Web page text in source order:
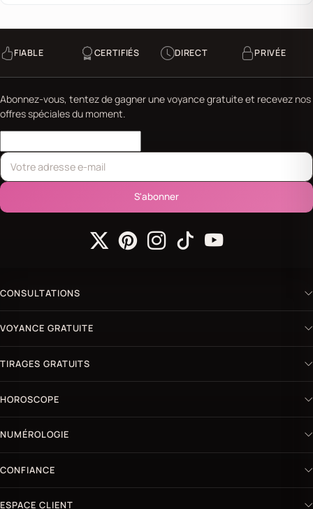
FIABLE CERTIFIÉS DIRECT PRIVÉE
Abonnez-vous, tentez de gagner une voyance gratuite et recevez nos
offres spéciales du moment.
S'abonner
CONSULTATIONS
VOYANCE GRATUITE
TIRAGES GRATUITS
HOROSCOPE
NUMÉROLOGIE
CONFIANCE
ESPACE CLIENT